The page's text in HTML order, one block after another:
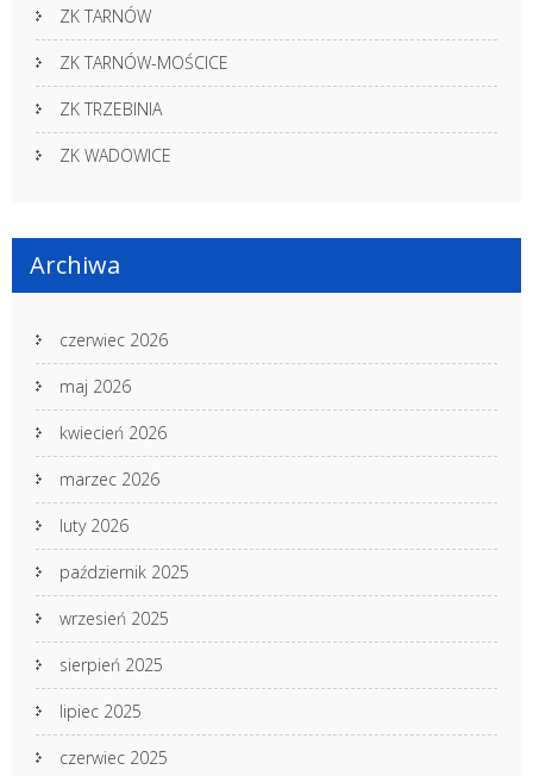
ZK TARNÓW
ZK TARNÓW-MOŚCICE
ZK TRZEBINIA
ZK WADOWICE
Archiwa
czerwiec 2026
maj 2026
kwiecień 2026
marzec 2026
luty 2026
październik 2025
wrzesień 2025
sierpień 2025
lipiec 2025
czerwiec 2025